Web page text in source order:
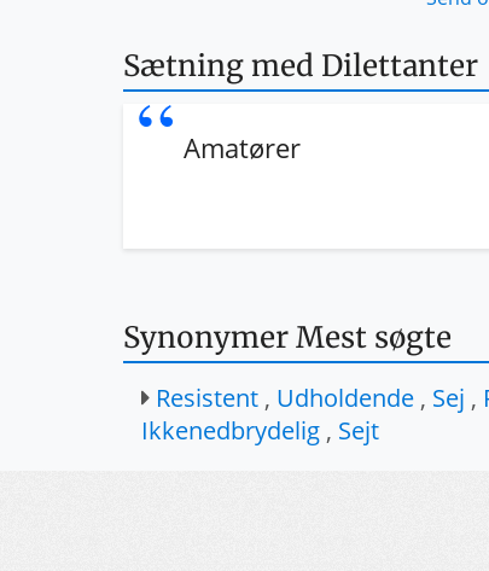
Sætning med Dilettanter
Amatører
Synonymer Mest søgte
Resistent , Udholdende , Sej ,
Ikkenedbrydelig , Sejt